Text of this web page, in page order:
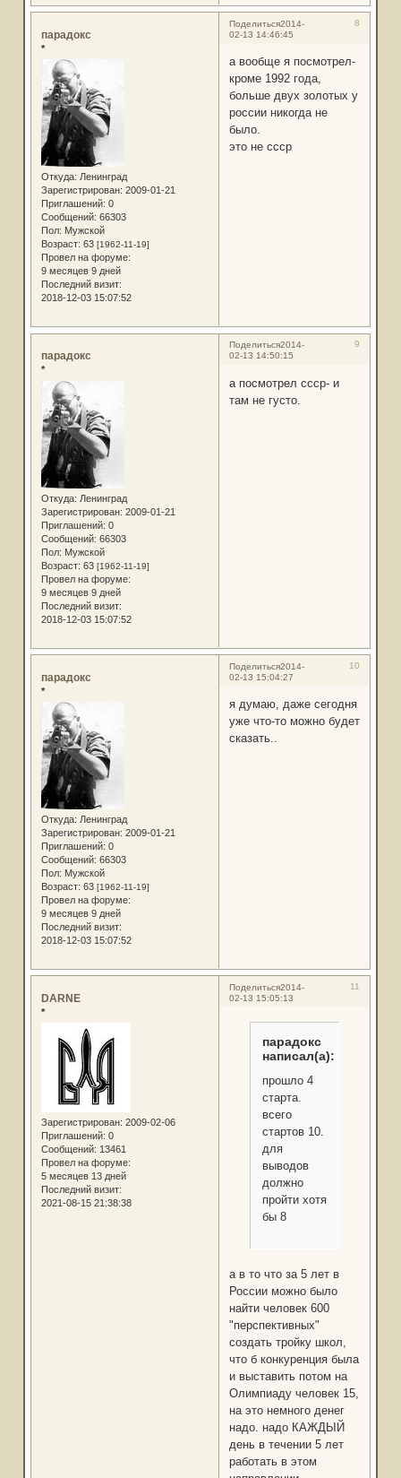
Поделиться 8
2014-
02-13 14:46:45
парадокс
*
Откуда: Ленинград
Зарегистрирован: 2009-01-21
Приглашений: 0
Сообщений: 66303
Пол: Мужской
Возраст: 63 [1962-11-19]
Провел на форуме:
9 месяцев 9 дней
Последний визит:
2018-12-03 15:07:52
а вообще я посмотрел-
кроме 1992 года,
больше двух золотых у
россии никогда не
было.
это не ссср
Поделиться 9
2014-
02-13 14:50:15
парадокс
*
Откуда: Ленинград
Зарегистрирован: 2009-01-21
Приглашений: 0
Сообщений: 66303
Пол: Мужской
Возраст: 63 [1962-11-19]
Провел на форуме:
9 месяцев 9 дней
Последний визит:
2018-12-03 15:07:52
а посмотрел ссср- и
там не густо.
Поделиться 10
2014-
02-13 15:04:27
парадокс
*
Откуда: Ленинград
Зарегистрирован: 2009-01-21
Приглашений: 0
Сообщений: 66303
Пол: Мужской
Возраст: 63 [1962-11-19]
Провел на форуме:
9 месяцев 9 дней
Последний визит:
2018-12-03 15:07:52
я думаю, даже сегодня
уже что-то можно будет
сказать..
Поделиться 11
2014-
02-13 15:05:13
DARNE
*
Зарегистрирован: 2009-02-06
Приглашений: 0
Сообщений: 13461
Провел на форуме:
5 месяцев 13 дней
Последний визит:
2021-08-15 21:38:38
парадокс
написал(а):
прошло 4
старта.
всего
стартов 10.
для
выводов
должно
пройти хотя
бы 8
а в то что за 5 лет в
России можно было
найти человек 600
"перспективных"
создать тройку школ,
что б конкуренция была
и выставить потом на
Олимпиаду человек 15,
на это немного денег
надо. надо КАЖДЫЙ
день в течении 5 лет
работать в этом